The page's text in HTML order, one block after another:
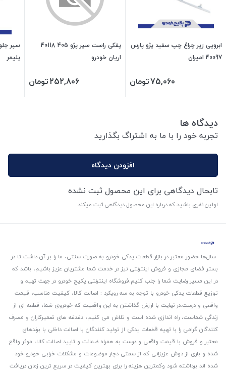
ابرویی زیر چراغ چپ سفید پژو پارس
40097 امیران
75,060تومان
پفکی راست سپر پژو 405 40118
اریان خودرو
252,806تومان
پلیمر
دیدگاه ها
تجربه خود را با ما به اشتراگ بگذارید
افزودن دیدگاه
تابحال دیدگاهی برای این محصول ثبت نشده
اولین نفری باشید که درباره این محصول دیدگاهی ثبت میکند
سال‌ها حضور معتبر در بازار قطعات یدکی خودرو به صورت سنتی، ما را بر آن داشت تا در
بستر فضای مجازی و فروش اینترنتی نیز در خدمت شما مشتریان عزیز باشیم، باشد که
در این مسیر رضایت شما را جلب کنیم.فروشگاه اینترنتی پکیج خودرو در جهت تهیه و
توزیع قطعات یدکی خودرو با توجه به سه رویکرد : اصالت کالا، کیفیت مناسب، قیمت
واقعی و درست.در نهایت با ارزش گذاشتن به این واقعیت که خودروی شما، قطعه ای از
زندگی شماست، راه اندازی شده است و تلاش می کنیم، دغدغه های تعمیرکاران و مصرف
کنندگان گرامی را با تهیه قطعات یدکی از تولید کنندگان با اصالت داخلی با برندهای
معتبر و فروش با قیمت واقعی و درست به همراه ضمانت و تایید اصالت کالا، موثر واقع
شده و باری از دوش عزیزانی که از سمتی دچار موضوعات و مشکلات خرابی خودرو خود
شده اند برداشته شود و‌کمترین هزینه را برای بهترین کیفیت در سریع ترین زمان دریافت